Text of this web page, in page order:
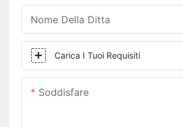
Nome Della Ditta
Carica I Tuoi Requisiti
Soddisfare